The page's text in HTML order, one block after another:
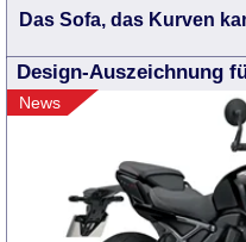
Das Sofa, das Kurven
Design-Auszeichnung
News